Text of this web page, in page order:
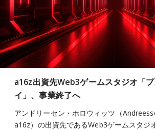
a16z出資先Web3ゲームスタジオ「
イ」、事業終了へ
アンドリーセン・ホロウィッツ（
a16z）の出資先であるWeb3ゲームスタジ